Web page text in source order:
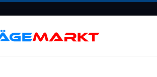
GUTSCHEINE BLOG KONTAKT